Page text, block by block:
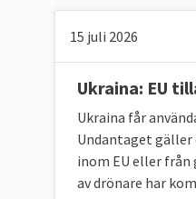
om allt från
För att förstå
egen agenda
avtal med
15 juli 2026
Ukraina: EU
Ukraina får
Undantaget gäller
inom EU eller från
av drönare har